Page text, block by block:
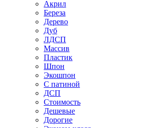
Акрил
Береза
Дерево
Дуб
ЛДСП
Массив
Пластик
Шпон
Экошпон
С патиной
ДСП
Стоимость
Дешевые
Дорогие